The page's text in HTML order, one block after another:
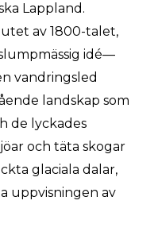
Lappland.
av 1800-talet,
idé—
vandringsled
landskap som
de lyckades
och täta skogar
glaciala dalar,
uppvisningen av